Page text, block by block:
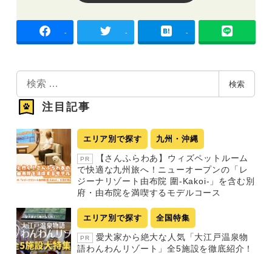
- - -
索
検索
注目記事
エリア別で探す 九州・沖縄
PR
【さんふらわあ】ウィズペットルーム
で快適な九州旅へ！ニューオープンの「レ
ジーナリゾート由布院 圍-Kakoi-」を含む別
府・由布院を満喫するモデルコース
エリア別で探す 全国特集
PR
愛犬家から絶大な人気「大江戸温泉物
語わんわんリゾート」全5施設を徹底紹介！